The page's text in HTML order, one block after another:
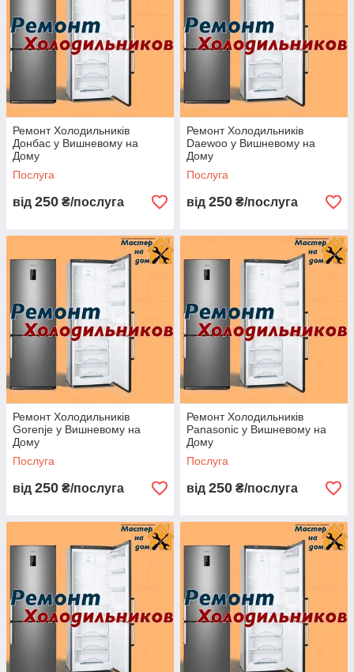
Ремонт Холодильників
Донбас у Вишневому на
Дому
Послуга
від 250 ₴/послуга
Ремонт Холодильників
Daewoo у Вишневому на
Дому
Послуга
від 250 ₴/послуга
Ремонт Холодильників
Gorenje у Вишневому на
Дому
Послуга
від 250 ₴/послуга
Ремонт Холодильників
Panasonic у Вишневому на
Дому
Послуга
від 250 ₴/послуга